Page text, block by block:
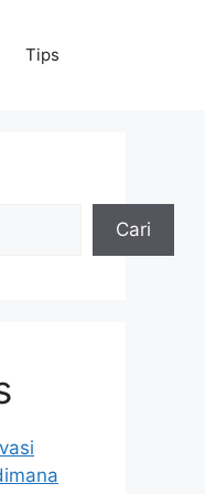
Tips
Cari